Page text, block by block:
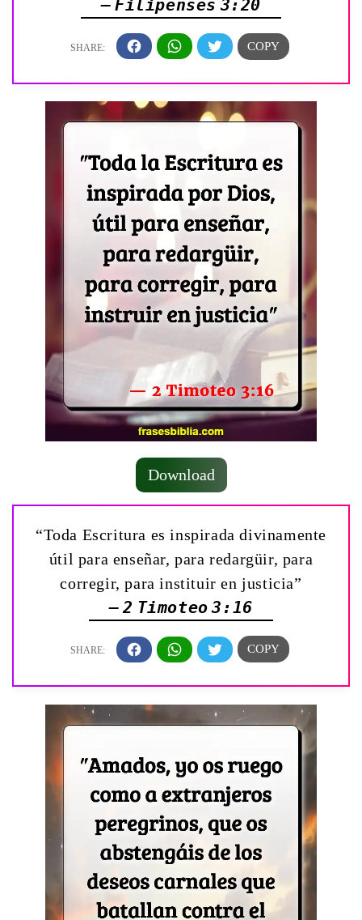
— Filipenses 3:20
Download
“Toda Escritura es inspirada divinamente
útil para enseñar, para redargüir, para
corregir, para instituir en justicia”
— 2 Timoteo 3:16